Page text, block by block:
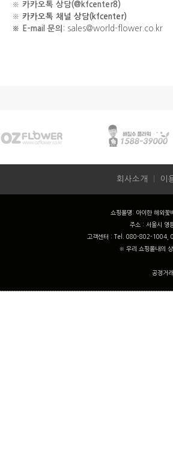
※ 카카오톡 상담(@kfcenter8)
※ 카카오톡 채널 상담(kfcenter)
※ E-mail 문의 : sales@world-flower.co.kr
회사소개 이
쇼핑몰명: 아이한 해외
주소 : 서울시 영
고객센터 : Tel. 080-802-1004,
※ 우리 쇼핑몰내의
공정거